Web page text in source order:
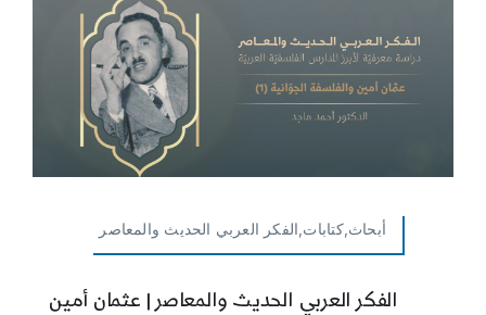
أبحاث,كتابات,الفكر العربي الحديث والمعاصر
الفكر العربي الحديث والمعاصر | عثمان أمين